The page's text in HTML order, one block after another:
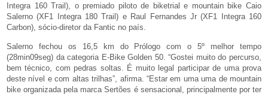
Integra 160 Trail), o premiado piloto de biketrial e mountain bike Caio
Salerno (XF1 Integra 180 Trail) e Raul Fernandes Jr (XF1 Integra 160
Carbon), sócio-diretor da Fantic no país.
Salerno fechou os 16,5 km do Prólogo com o 5º melhor tempo
(28min09seg) da categoria E-Bike Golden 50. “Gostei muito do percurso,
bem técnico, com pedras soltas. É muito legal participar de uma prova
deste nível e com altas trilhas”, afirma. “Estar em uma uma de mountain
bike organizada pela marca Sertões é sensacional, principalmente por ter